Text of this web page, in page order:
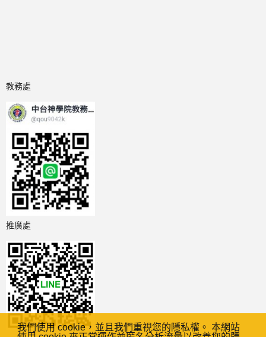
我們使用 cookie，並且我們重視您的隱私權。 本網站
教務處
推廣處